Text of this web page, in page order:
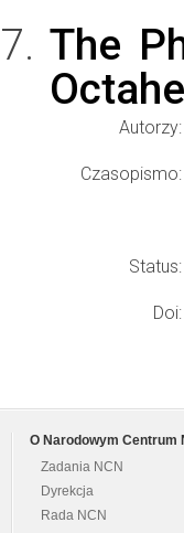
The
Autorzy:
Czasopismo:
Status:
Doi:
O Narodowym Centrum
Zadania NCN
Dyrekcja
Rada NCN